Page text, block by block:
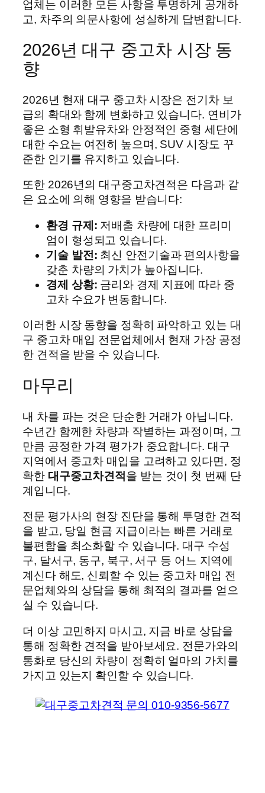
업체는 이러한 모든 사항을 투명하게 공개하
고, 차주의 의문사항에 성실하게 답변합니다.
2026년 대구 중고차 시장 동
향
2026년 현재 대구 중고차 시장은 전기차 보
급의 확대와 함께 변화하고 있습니다. 연비가
좋은 소형 휘발유차와 안정적인 중형 세단에
대한 수요는 여전히 높으며, SUV 시장도 꾸
준한 인기를 유지하고 있습니다.
또한 2026년의 대구중고차견적은 다음과 같
은 요소에 의해 영향을 받습니다:
환경 규제: 저배출 차량에 대한 프리미
엄이 형성되고 있습니다.
기술 발전: 최신 안전기술과 편의사항을
갖춘 차량의 가치가 높아집니다.
경제 상황: 금리와 경제 지표에 따라 중
고차 수요가 변동합니다.
이러한 시장 동향을 정확히 파악하고 있는 대
구 중고차 매입 전문업체에서 현재 가장 공정
한 견적을 받을 수 있습니다.
마무리
내 차를 파는 것은 단순한 거래가 아닙니다.
수년간 함께한 차량과 작별하는 과정이며, 그
만큼 공정한 가격 평가가 중요합니다. 대구
지역에서 중고차 매입을 고려하고 있다면, 정
확한 대구중고차견적을 받는 것이 첫 번째 단
계입니다.
전문 평가사의 현장 진단을 통해 투명한 견적
을 받고, 당일 현금 지급이라는 빠른 거래로
불편함을 최소화할 수 있습니다. 대구 수성
구, 달서구, 동구, 북구, 서구 등 어느 지역에
계신다 해도, 신뢰할 수 있는 중고차 매입 전
문업체와의 상담을 통해 최적의 결과를 얻으
실 수 있습니다.
더 이상 고민하지 마시고, 지금 바로 상담을
통해 정확한 견적을 받아보세요. 전문가와의
통화로 당신의 차량이 정확히 얼마의 가치를
가지고 있는지 확인할 수 있습니다.